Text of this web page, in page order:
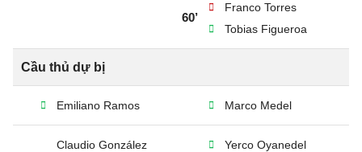
60’
Franco Torres
Tobias Figueroa
Cầu thủ dự bị
Emiliano Ramos Marco Medel
Claudio González Yerco Oyanedel